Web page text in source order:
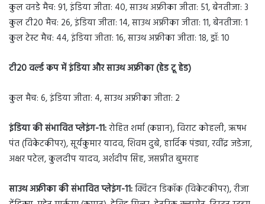
कुल वनडे मैच: 91, इंडिया जीता: 40, साउथ अफ्रीका जीता: 51, बेनतीजा: 3
कुल टी20 मैच: 26, इंडिया जीता: 14, साउथ अफ्रीका जीता: 11, बेनतीजा: 1
कुल टेस्ट मैच: 44, इंडिया जीता: 16, साउथ अफ्रीका जीता: 18, ड्रॉ: 10
टी20 वर्ल्ड कप में इंडिया और साउथ अफ्रीका (हेड टू हेड)
कुल मैच: 6, इंडिया जीता: 4, साउथ अफ्रीका जीता: 2
इंडियाकी संभावित प्लेइंग-11:रोहित शर्मा (कप्तान), विराट कोहली, ऋषभ
पंत (विकेटकीपर), सूर्यकुमार यादव, शिवम दुबे, हार्दिक पंड्या, रवींद्र जडेजा,
अक्षर पटेल, कुलदीप यादव, अर्शदीप सिंह, जसप्रीत बुमराह
साउथ अफ्रीका की संभावित प्लेइंग-11:क्विंटन डिकॉक (विकेटकीपर), रीजा